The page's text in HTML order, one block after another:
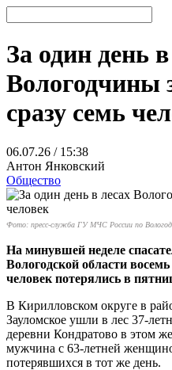
За один день
Вологодчины
сразу семь
06.07.26 / 15:38
Антон Янковский
Общество
Фото: пресс-служба ГУ МЧС России по
На минувшей неделе
Вологодской области
человек потерялись в
В Кирилловском округе в
Зауломское ушли в лес 37-
деревни Кондратово в этом
мужчина с 63-летней
потерявшихся в тот же день.